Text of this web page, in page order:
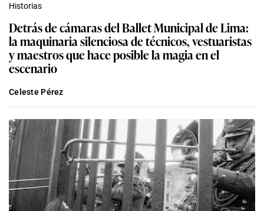
Historias
Detrás de cámaras del Ballet Municipal de Lima:
la maquinaria silenciosa de técnicos, vestuaristas
y maestros que hace posible la magia en el
escenario
Celeste Pérez